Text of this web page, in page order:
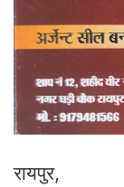
रायपुर,